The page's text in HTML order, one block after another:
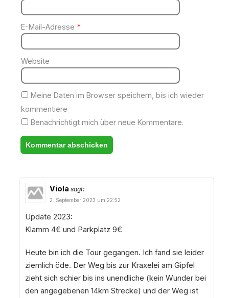
E-Mail-Adresse *
Website
Meine Daten im Browser speichern, bis ich wieder
kommentiere
Benachrichtigt mich über neue Kommentare.
Viola sagt:
2. September 2023 um 22:52
Update 2023:
Klamm 4€ und Parkplatz 9€
Heute bin ich die Tour gegangen. Ich fand sie leider
ziemlich öde. Der Weg bis zur Kraxelei am Gipfel
zieht sich schier bis ins unendliche (kein Wunder bei
den angegebenen 14km Strecke) und der Weg ist